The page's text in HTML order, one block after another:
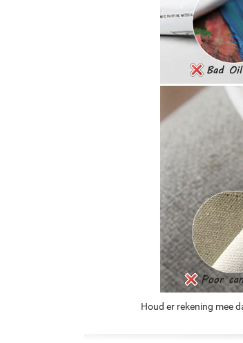
Houd er rekening mee